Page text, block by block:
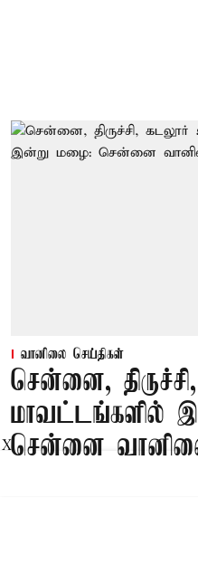
வானிலை செய்திகள்
சென்னை,
மாவட்டங்களில்
சென்னை
X